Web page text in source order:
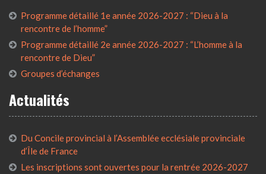
Programme détaillé 1e année 2026-2027 : “Dieu à la
rencontre de l’homme”
Programme détaillé 2e année 2026-2027 : “L’homme à la
rencontre de Dieu”
Groupes d’échanges
Actualités
Du Concile provincial à l’Assemblée ecclésiale provinciale
d’Île de France
Les inscriptions sont ouvertes pour la rentrée 2026-2027